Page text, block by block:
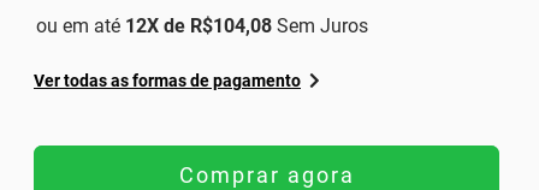
ou em até 12X de R$104,08 Sem Juros
Ver todas as formas de pagamento
Comprar agora